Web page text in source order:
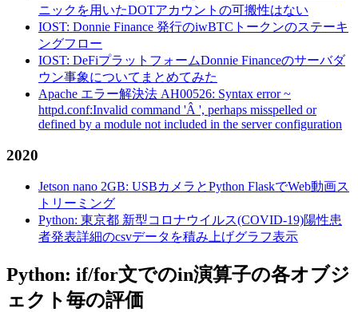
ニックを用いたDOTアカウントの可搬性はない
IOST: Donnie Finance 発行のiwBTCトークンのステーキ
ングフロー
IOST: DeFiプラットフォームDonnie Financeのサーバダ
ウン事象についてまとめてみた
Apache エラー解決法 AH00526: Syntax error ~
httpd.conf:Invalid command 'Â ', perhaps misspelled or
defined by a module not included in the server configuration
2020
Jetson nano 2GB: USBカメラとPython FlaskでWeb動画ス
トリーミング
Python: 東京都 新型コロナウイルス(COVID-19)陽性患
者発表詳細のcsvデータを積み上げグラフ表示
Python: if/for文でのin演算子の各オブジ
ェクト毎の評価